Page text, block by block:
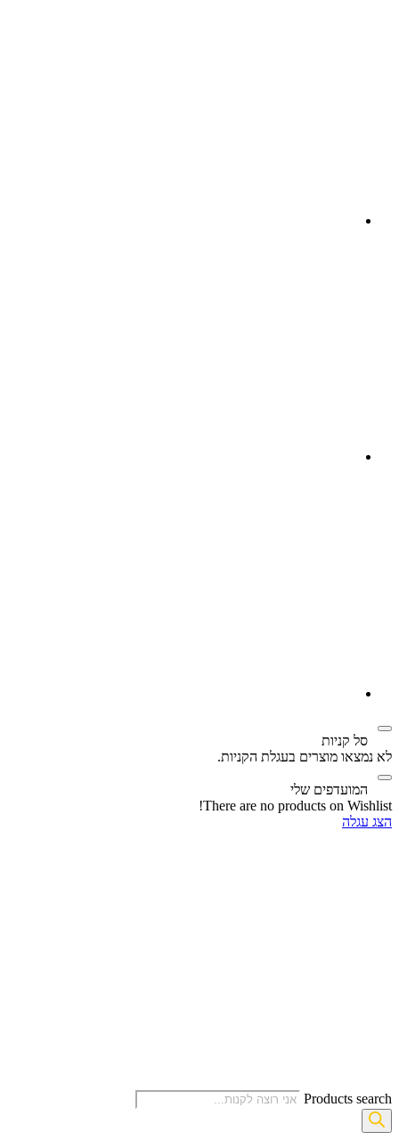
סל קניות‬
לא נמצאו מוצרים בעגלת הקניות.
המועדפים שלי
There are no products on Wishlist!
הצג עגלה
Products search